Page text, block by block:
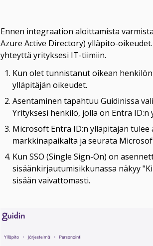
Ennen integraation aloittamista
Azure Active Directory) ylläpito-
Kun olet tunnistanut oikean
ylläpitäjän oikeudet.
Asentaminen tapahtuu Guidinissa
Yrityksesi henkilö, jolla on Entra
Microsoft Entra ID:n ylläpitäjän
markkinapaikalta ja seurata
Kun SSO (Single Sign-On) on
sisäänkirjautumisikkunassa näkyy
sisään vaivattomasti.